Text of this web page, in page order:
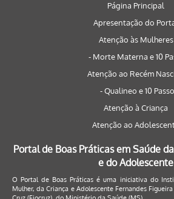
Página Principal
Apresentação do
Atenção às Mulheres
- Morte Materna e 10
Atenção ao Recém
- Qualineo e 10
Atenção à Criança
Atenção ao
Portal de Boas Práticas em Saúde
e do Adolescente
O Portal de Boas Práticas é uma iniciativa do
Mulher, da Criança e Adolescente Fernandes